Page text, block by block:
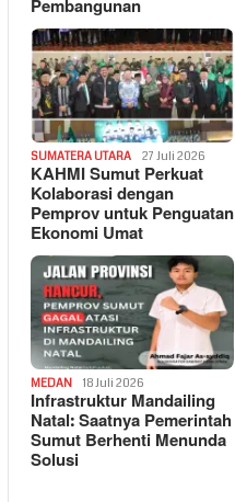
Pembangunan
SUMATERA UTARA 27 Juli 2026
KAHMI Sumut Perkuat
Kolaborasi dengan
Pemprov untuk Penguatan
Ekonomi Umat
MEDAN 18 Juli 2026
Infrastruktur Mandailing
Natal: Saatnya Pemerintah
Sumut Berhenti Menunda
Solusi